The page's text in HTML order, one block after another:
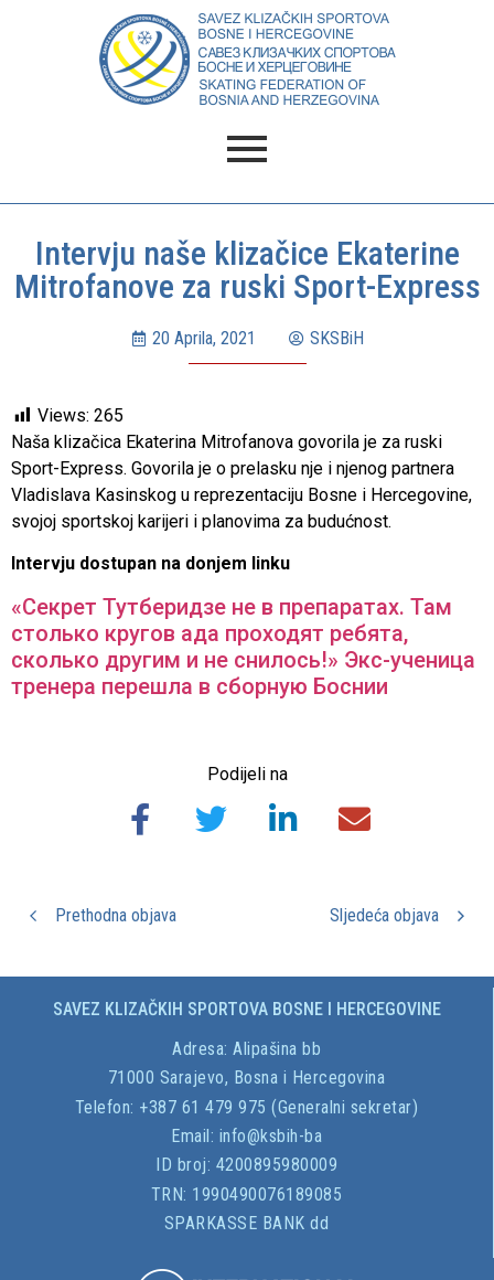
Intervju naše klizačice Ekaterine
Mitrofanove za ruski Sport-Express
20 Aprila, 2021 SKSBiH
Views: 265
Naša klizačica Ekaterina Mitrofanova govorila je za ruski
Sport-Express. Govorila je o prelasku nje i njenog partnera
Vladislava Kasinskog u reprezentaciju Bosne i Hercegovine,
svojoj sportskoj karijeri i planovima za budućnost.
Intervju dostupan na donjem linku
«Секрет Тутберидзе не в препаратах. Там
столько кругов ада проходят ребята,
сколько другим и не снилось!» Экс-ученица
тренера перешла в сборную Боснии
Podijeli na
Prethodna objava Sljedeća objava
SAVEZ KLIZAČKIH SPORTOVA BOSNE I HERCEGOVINE
Adresa: Alipašina bb
71000 Sarajevo, Bosna i Hercegovina
Telefon: +387 61 479 975 (Generalni sekretar)
Email: info@ksbih-ba
ID broj: 4200895980009
TRN: 1990490076189085
SPARKASSE BANK dd